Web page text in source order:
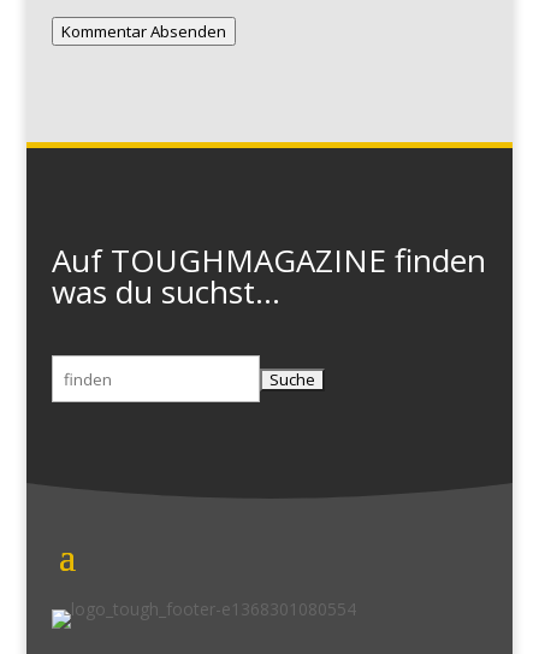
Kommentar Absenden
Auf TOUGHMAGAZINE finden
was du suchst...
Suchen
nach: